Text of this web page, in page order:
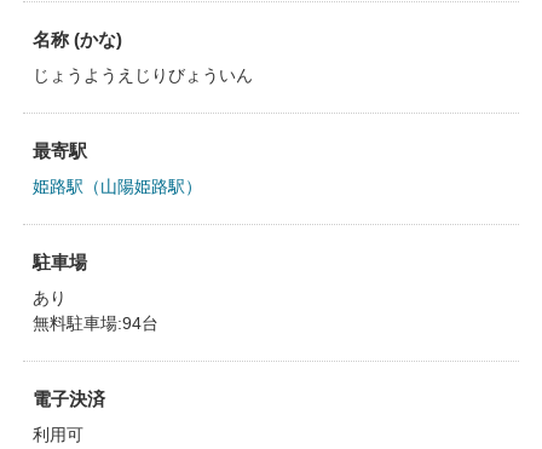
名称 (かな)
じょうようえじりびょういん
最寄駅
姫路駅（山陽姫路駅）
駐車場
あり
無料駐車場:94台
電子決済
利用可